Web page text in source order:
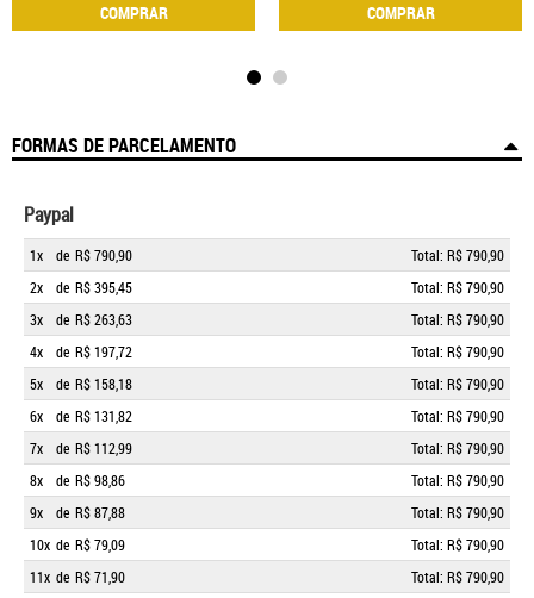
COMPRAR COMPRAR
FORMAS DE PARCELAMENTO
Paypal
1x de R$ 790,90
Total: R$ 790,90
2x
de R$ 395,45
Total: R$ 790,90
3x
de R$ 263,63
Total: R$ 790,90
4x
de R$ 197,72
Total: R$ 790,90
5x
de R$ 158,18
Total: R$ 790,90
6x
de R$ 131,82
Total: R$ 790,90
7x
de R$ 112,99
Total: R$ 790,90
8x
de R$ 98,86
Total: R$ 790,90
9x
de R$ 87,88
Total: R$ 790,90
10x de R$ 79,09
Total: R$ 790,90
11x de R$ 71,90
Total: R$ 790,90